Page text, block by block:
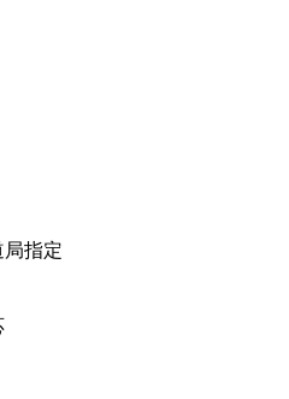
局指定